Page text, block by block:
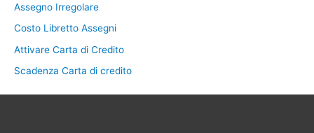
Assegno Irregolare
Costo Libretto Assegni
Attivare Carta di Credito
Scadenza Carta di credito